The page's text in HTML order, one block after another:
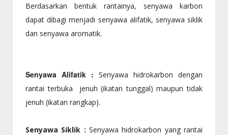
Berdasarkan bentuk rantainya, senyawa karbon
dapat dibagi menjadi senyawa alifatik, senyawa siklik
dan senyawa aromatik.
Senyawa Alifatik : Senyawa hidrokarbon dengan
rantai terbuka jenuh (ikatan tunggal) maupun tidak
jenuh (ikatan rangkap).
Senyawa Siklik : Senyawa hidrokarbon yang rantai